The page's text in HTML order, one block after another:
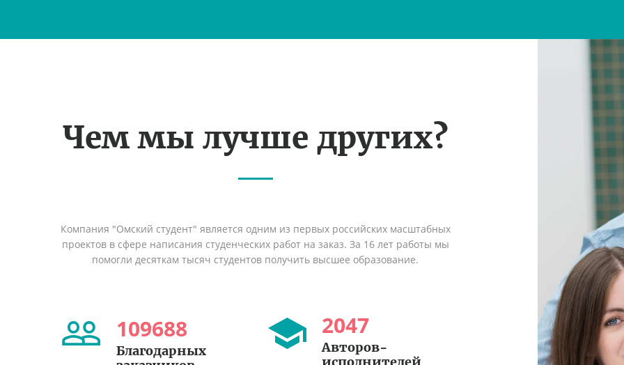
Чем мы лучше других?
Компания "Омский студент" является одним из первых российских масштабных
проектов в сфере написания студенческих работ на заказ. За 16 лет работы мы
помогли десяткам тысяч студентов получить высшее образование.
109688
Благодарных
2047
Авторов-